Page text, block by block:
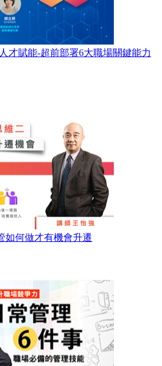
才賦能-超前部署6大職場關鍵能力
如何做才有機會升遷